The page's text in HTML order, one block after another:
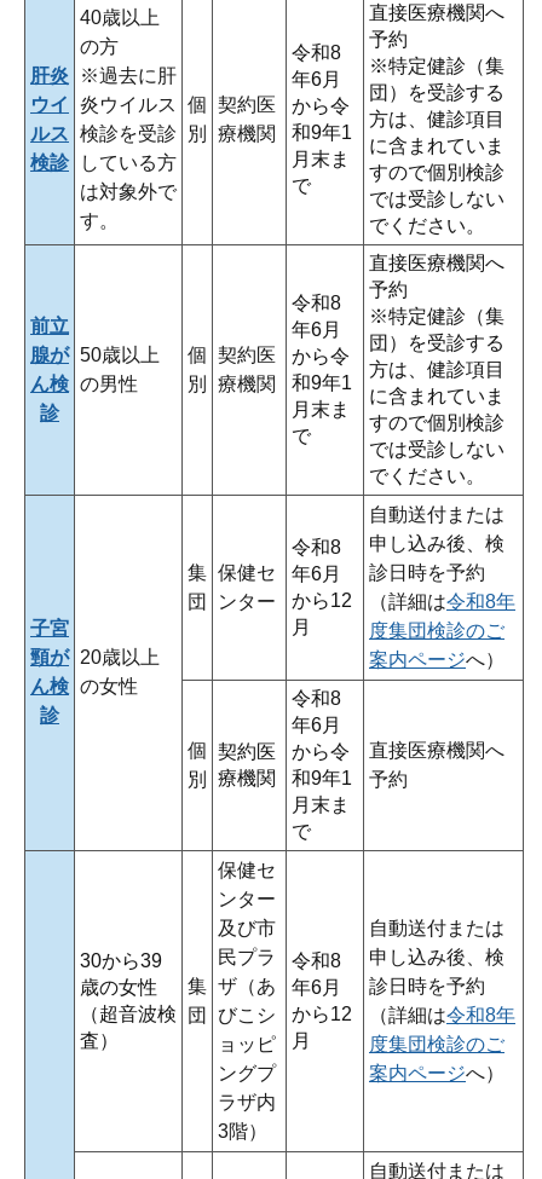
肝炎
ウイ
ルス
検診
40歳以上
の方
※過去に肝
炎ウイルス
検診を受診
している方
は対象外で
す。
個
別
契約医
療機関
令和8
年6月
から令
和9年1
月末ま
で
直接医療機関へ
予約
※特定健診（集
団）を受診する
方は、健診項目
に含まれていま
すので個別検診
では受診しない
でください。
前立
腺が
ん検
診
50歳以上
の男性
個
別
契約医
療機関
令和8
年6月
から令
和9年1
月末ま
で
直接医療機関へ
予約
※特定健診（集
団）を受診する
方は、健診項目
に含まれていま
すので個別検診
では受診しない
でください。
子宮
頸が
ん検
診
20歳以上
の女性
集
団
保健セ
ンター
令和8
年6月
から12
月
自動送付または
申し込み後、検
診日時を予約
（詳細は令和8年
度集団検診のご
案内ページへ）
個
別
契約医
療機関
令和8
年6月
から令
和9年1
月末ま
で
直接医療機関へ
予約
30から39
歳の女性
（超音波検
査）
集
団
保健セ
ンター
及び市
民プラ
ザ（あ
びこシ
ョッピ
ングプ
ラザ内
3階）
令和8
年6月
から12
月
自動送付または
申し込み後、検
診日時を予約
（詳細は令和8年
度集団検診のご
案内ページへ）
自動送付または